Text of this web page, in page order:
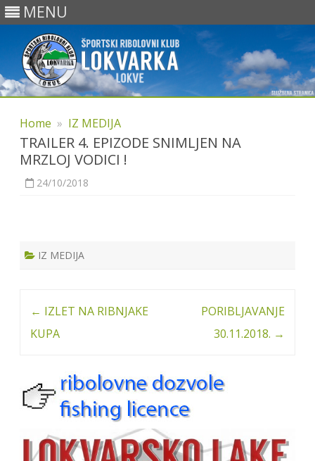
MENU
Home » IZ MEDIJA
TRAILER 4. EPIZODE SNIMLJEN NA
MRZLOJ VODICI !
24/10/2018
IZ MEDIJA
← IZLET NA RIBNJAKE
KUPA
PORIBLJAVANJE
30.11.2018. →